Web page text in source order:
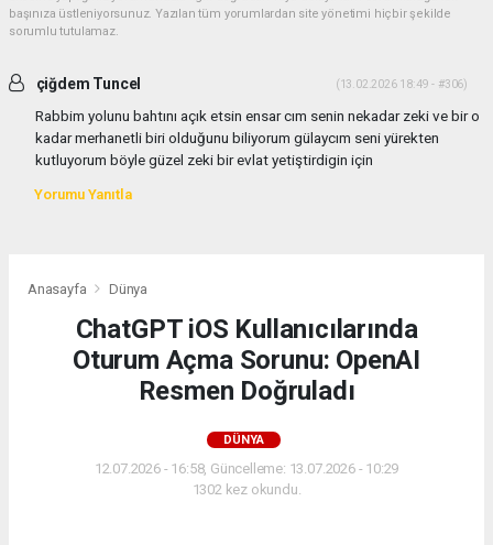
başınıza üstleniyorsunuz. Yazılan tüm yorumlardan site yönetimi hiçbir şekilde
sorumlu tutulamaz.
çiğdem Tuncel (13.02.2026 18:49 - #306)
Rabbim yolunu bahtını açık etsin ensar cım senin nekadar zeki ve bir o
kadar merhanetli biri olduğunu biliyorum gülaycım seni yürekten
kutluyorum böyle güzel zeki bir evlat yetiştirdigin için
Yorumu Yanıtla
Anasayfa Dünya
ChatGPT iOS Kullanıcılarında
Oturum Açma Sorunu: OpenAI
Resmen Doğruladı
DÜNYA
12.07.2026 - 16:58, Güncelleme: 13.07.2026 - 10:29
1302 kez okundu.